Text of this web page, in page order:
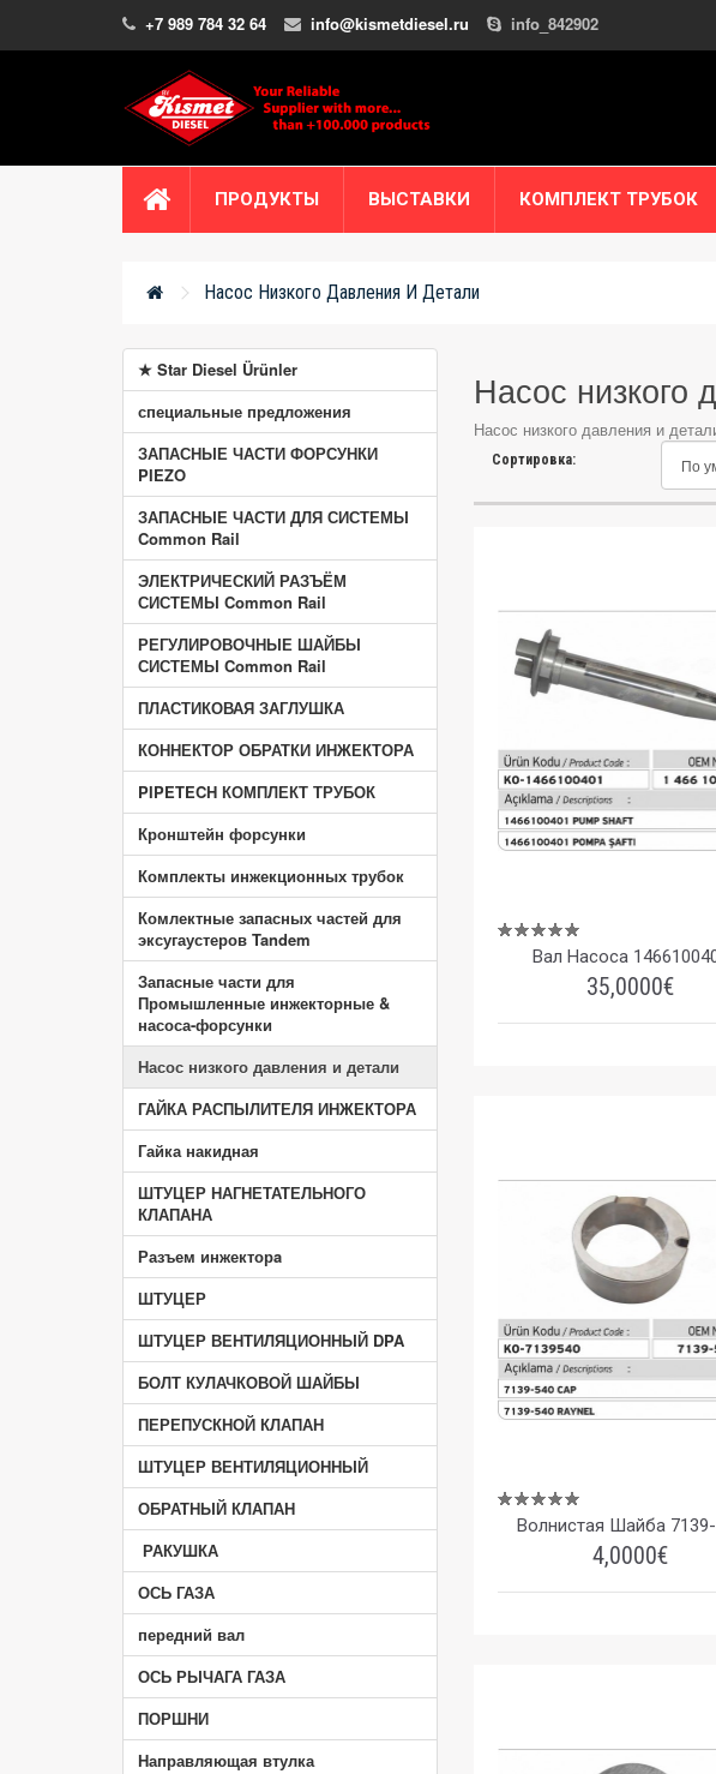
+7 989 784 32 64 info@kismetdiesel.ru info_842902
ПРОДУКТЫ ВЫСТАВКИ КОМПЛЕКТ ТРУБОК
Насос Низкого Давления И Детали
★ Star Diesel Ürünler
специальные предложения
ЗАПАСНЫЕ ЧАСТИ ФОРСУНКИ
PIEZO
ЗАПАСНЫЕ ЧАСТИ ДЛЯ СИСТЕМЫ
Common Rail
ЭЛЕКТРИЧЕСКИЙ РАЗЪЁМ
СИСТЕМЫ Common Rail
РЕГУЛИРОВОЧНЫЕ ШАЙБЫ
СИСТЕМЫ Common Rail
ПЛАСТИКОВАЯ ЗАГЛУШКА
КОННЕКТОР ОБРАТКИ ИНЖЕКТОРА
PIPETECH КОМПЛЕКТ ТРУБОК
Кронштейн форсунки
Комплекты инжекционных трубок
Комлектные запасных частей для
эксугаустеров Tandem
Запасные части для
Промышленные инжекторные &
насоса-форсунки
Насос низкого давления и детали
ГАЙКА РАСПЫЛИТЕЛЯ ИНЖЕКТОРА
Гайка накидная
ШТУЦЕР НАГНЕТАТЕЛЬНОГО
КЛАПАНА
Разъем инжекторa
ШТУЦЕР
ШТУЦЕР ВЕНТИЛЯЦИОННЫЙ DPA
БОЛТ КУЛАЧКОВОЙ ШАЙБЫ
ПЕРЕПУСКНОЙ КЛАПАН
ШТУЦЕР ВЕНТИЛЯЦИОННЫЙ
ОБРАТНЫЙ КЛАПАН
РАКУШКА
ОСЬ ГАЗА
передний вал
ОСЬ РЫЧАГА ГАЗА
ПОРШНИ
Направляющая втулка
Насос низкого
Насос низкого давления и
Сортировка:
Вал Насоса
35,0000€
Волнистая Шайба
4,0000€